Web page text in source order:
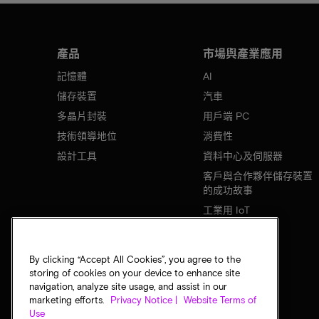
產品
記憶體
儲存裝置
多晶片封裝
技術領導地位
設計工具
市場與產業應用
AI
汽車
用戶端 PC
消費性
資料中心及伺服器
客戶與合作夥伴儲存裝置
的成功故事
工業用 IoT
By clicking “Accept All Cookies”, you agree to the
storing of cookies on your device to enhance site
navigation, analyze site usage, and assist in our
marketing efforts.
Privacy Notice |
Website Terms of
Use